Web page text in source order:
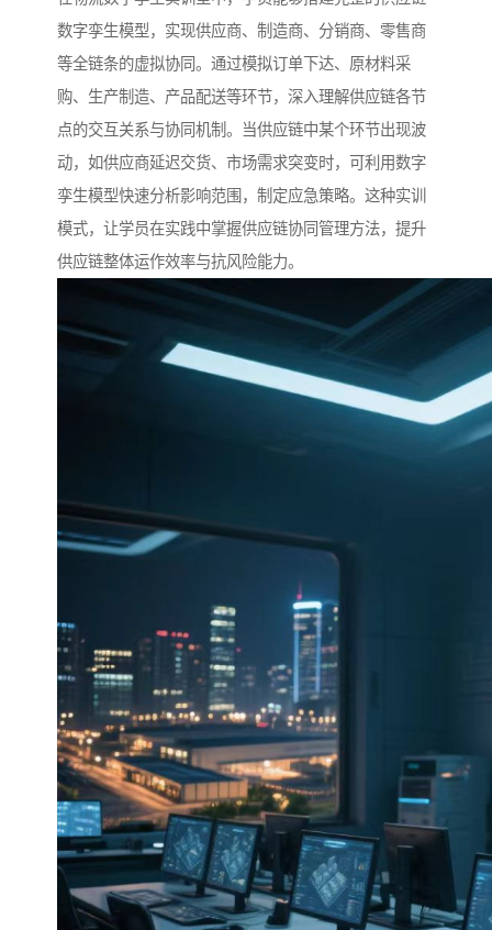
数字孪生模型，实现供应商、制造商、分销商、零售商
等全链条的虚拟协同。通过模拟订单下达、原材料采
购、生产制造、产品配送等环节，深入理解供应链各节
点的交互关系与协同机制。当供应链中某个环节出现波
动，如供应商延迟交货、市场需求突变时，可利用数字
孪生模型快速分析影响范围，制定应急策略。这种实训
模式，让学员在实践中掌握供应链协同管理方法，提升
供应链整体运作效率与抗风险能力。